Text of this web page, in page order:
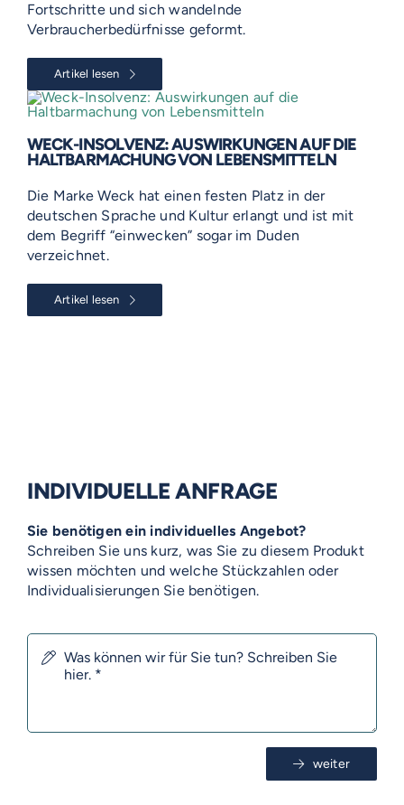
Fortschritte und sich wandelnde
Verbraucherbedürfnisse geformt.
Artikel lesen
WECK-INSOLVENZ: AUSWIRKUNGEN AUF DIE
HALTBARMACHUNG VON LEBENSMITTELN
Die Marke Weck hat einen festen Platz in der
deutschen Sprache und Kultur erlangt und ist mit
dem Begriff “einwecken” sogar im Duden
verzeichnet.
Artikel lesen
INDIVIDUELLE ANFRAGE
Sie benötigen ein individuelles Angebot?
Schreiben Sie uns kurz, was Sie zu diesem Produkt
wissen möchten und welche Stückzahlen oder
Individualisierungen Sie benötigen.
weiter